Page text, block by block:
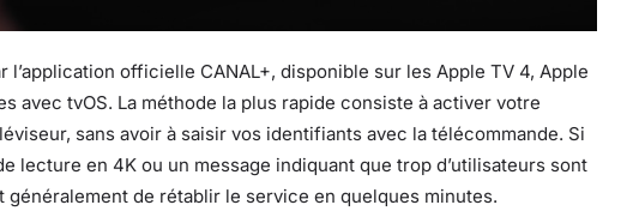
l’application officielle CANAL+, disponible sur les Apple TV 4, Apple
avec tvOS. La méthode la plus rapide consiste à activer votre
sans avoir à saisir vos identifiants avec la télécommande. Si
lecture en 4K ou un message indiquant que trop d’utilisateurs sont
de rétablir le service en quelques minutes.